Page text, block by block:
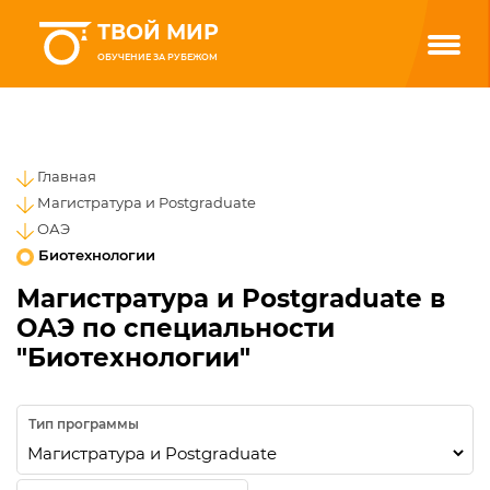
ТВОЙ МИР
ОБУЧЕНИЕ ЗА РУБЕЖОМ
Главная
Магистратура и Postgraduate
ОАЭ
Биотехнологии
Магистратура и Postgraduate в
ОАЭ по специальности
"Биотехнологии"
Тип программы